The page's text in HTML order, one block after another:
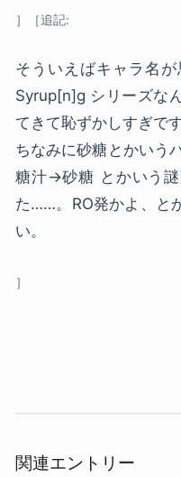
そういえばキャラ名
Syrup[n]g シリーズな
てきて恥ずかしすぎで
ちなみに砂糖とかいう
糖汁→砂糖 とかいう
た……。RO発かよ、と
い。
関連エントリー